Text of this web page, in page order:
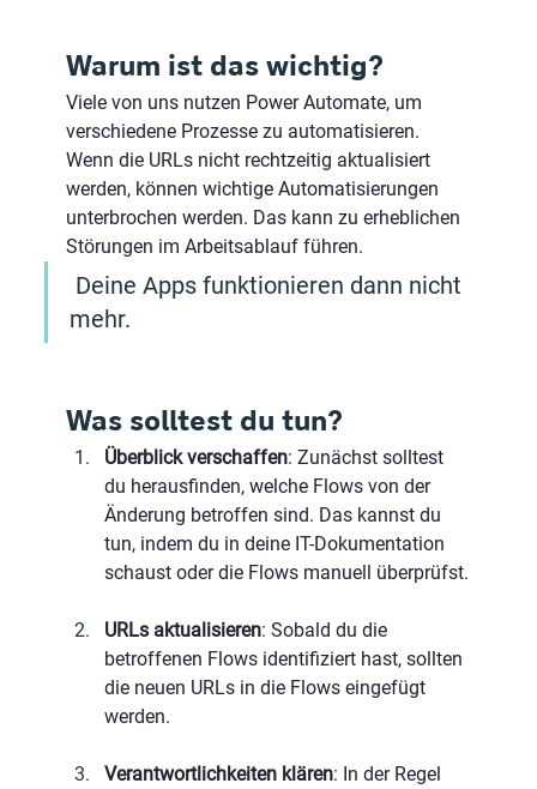
Warum ist das wichtig?
Viele von uns nutzen Power Automate, um
verschiedene Prozesse zu automatisieren.
Wenn die URLs nicht rechtzeitig aktualisiert
werden, können wichtige Automatisierungen
unterbrochen werden. Das kann zu erheblichen
Störungen im Arbeitsablauf führen.
mehr.
Was solltest du tun?
Überblick verschaffen: Zunächst solltest
du herausfinden, welche Flows von der
Änderung betroffen sind. Das kannst du
tun, indem du in deine IT-Dokumentation
schaust oder die Flows manuell überprüfst.
URLs aktualisieren: Sobald du die
betroffenen Flows identifiziert hast, sollten
die neuen URLs in die Flows eingefügt
werden.
Verantwortlichkeiten klären: In der Regel